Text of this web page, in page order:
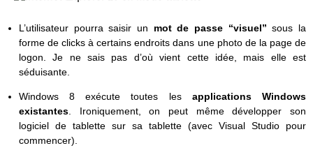
L’utilisateur pourra saisir un mot de passe “visuel”sous la
forme de clicks à certains endroits dans une photo de la page de
logon. Je ne sais pas d’où vient cette idée, mais elle est
séduisante.
Windows 8 exécute toutes les applications Windows
existantes. Ironiquement, on peut même développer son
logiciel de tablette sur sa tablette (avec Visual Studio pour
commencer).